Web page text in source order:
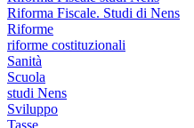
Riforma Fiscale. Studi di Nens
Riforme
riforme costituzionali
Sanità
Scuola
studi Nens
Sviluppo
Tasse